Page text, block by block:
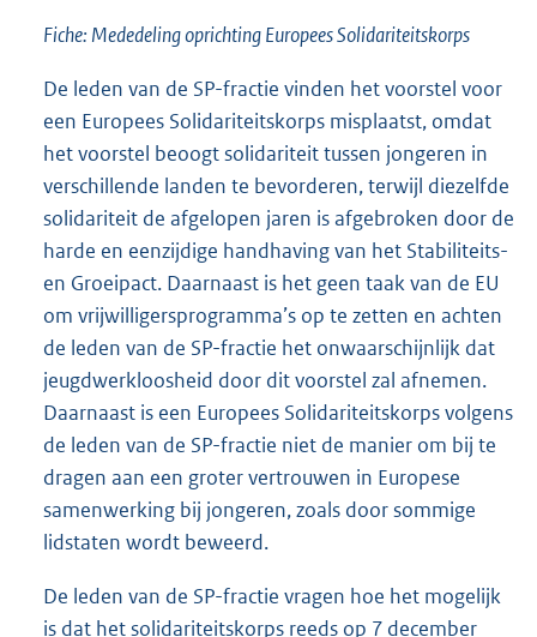
Fiche: Mededeling oprichting Europees Solidariteitskorps
De leden van de SP-fractie vinden het voorstel voor
een Europees Solidariteitskorps misplaatst, omdat
het voorstel beoogt solidariteit tussen jongeren in
verschillende landen te bevorderen, terwijl diezelfde
solidariteit de afgelopen jaren is afgebroken door de
harde en eenzijdige handhaving van het Stabiliteits-
en Groeipact. Daarnaast is het geen taak van de EU
om vrijwilligersprogramma’s op te zetten en achten
de leden van de SP-fractie het onwaarschijnlijk dat
jeugdwerkloosheid door dit voorstel zal afnemen.
Daarnaast is een Europees Solidariteitskorps volgens
de leden van de SP-fractie niet de manier om bij te
dragen aan een groter vertrouwen in Europese
samenwerking bij jongeren, zoals door sommige
lidstaten wordt beweerd.
De leden van de SP-fractie vragen hoe het mogelijk
is dat het solidariteitskorps reeds op 7 december